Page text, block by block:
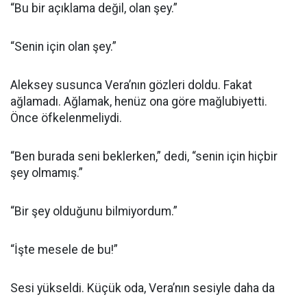
“Bu bir açıklama değil, olan şey.”
“Senin için olan şey.”
Aleksey susunca Vera’nın gözleri doldu. Fakat
ağlamadı. Ağlamak, henüz ona göre mağlubiyetti.
Önce öfkelenmeliydi.
“Ben burada seni beklerken,” dedi, “senin için hiçbir
şey olmamış.”
“Bir şey olduğunu bilmiyordum.”
“İşte mesele de bu!”
Sesi yükseldi. Küçük oda, Vera’nın sesiyle daha da